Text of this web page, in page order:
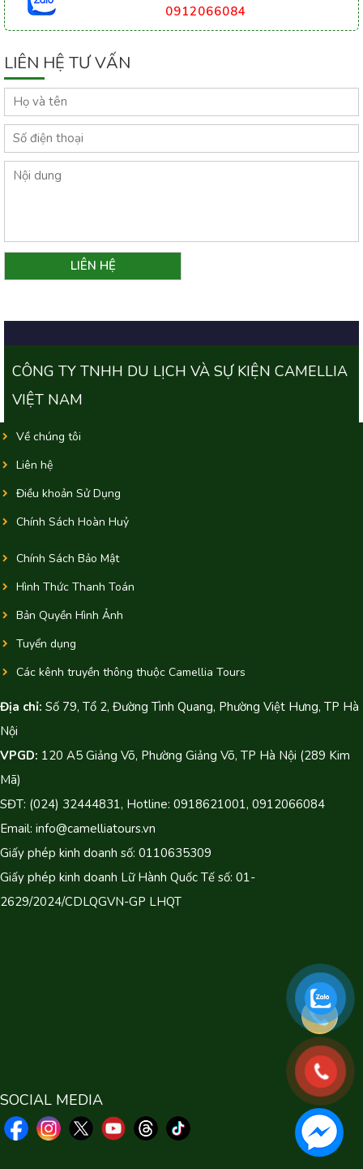
0912066084
LIÊN HỆ TƯ VẤN
CÔNG TY TNHH DU LỊCH VÀ SỰ KIỆN CAMELLIA
VIỆT NAM
Về chúng tôi
Liên hệ
Điều khoản Sử Dụng
Chính Sách Hoàn Huỷ
Chính Sách Bảo Mật
Hình Thức Thanh Toán
Bản Quyền Hình Ảnh
Tuyển dụng
Các kênh truyền thông thuộc Camellia Tours
Địa chỉ: Số 79, Tổ 2, Đường Tình Quang, Phường Việt Hưng, TP Hà
Nội
VPGD: 120 A5 Giảng Võ, Phường Giảng Võ, TP Hà Nội (289 Kim
Mã)
SĐT: (024) 32444831, Hotline: 0918621001, 0912066084
Email: info@camelliatours.vn
Giấy phép kinh doanh số: 0110635309
Giấy phép kinh doanh Lữ Hành Quốc Tế số: 01-
2629/2024/CDLQGVN-GP LHQT
SOCIAL MEDIA